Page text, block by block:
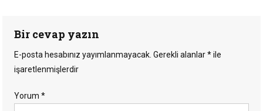
Bir cevap yazın
E-posta hesabınız yayımlanmayacak. Gerekli alanlar*ile
işaretlenmişlerdir
Yorum*